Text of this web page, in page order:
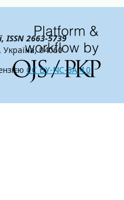
ISSN 2663-5739
Україна, 04060
CC BY-NC-SA 4.0